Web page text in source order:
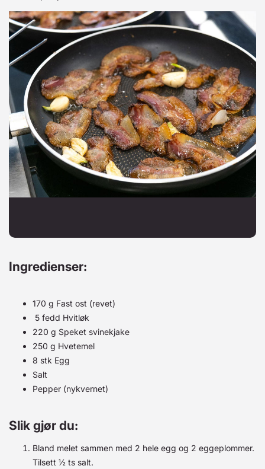
Ingredienser:
170 g Fast ost (revet)
5 fedd Hvitløk
220 g Speket svinekjake
250 g Hvetemel
8 stk Egg
Salt
Pepper (nykvernet)
Slik gjør du:
Bland melet sammen med 2 hele egg og 2 eggeplommer.
Tilsett ½ ts salt.